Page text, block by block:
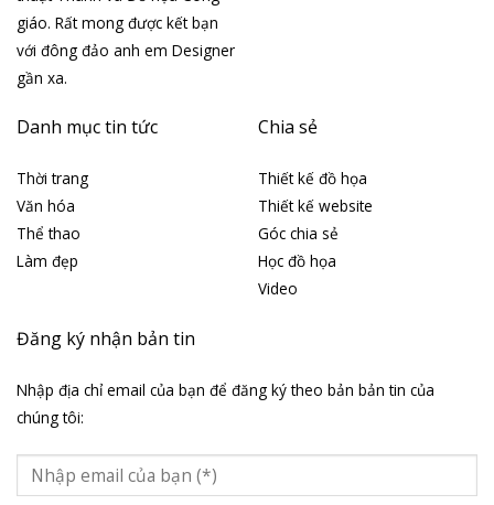
giáo. Rất mong được kết bạn
với đông đảo anh em Designer
gần xa.
Danh mục tin tức
Thời trang
Văn hóa
Thể thao
Làm đẹp
Chia sẻ
Thiết kế đồ họa
Thiết kế website
Góc chia sẻ
Học đồ họa
Video
Đăng ký nhận bản tin
Nhập địa chỉ email của bạn để đăng ký theo bản bản tin của
chúng tôi: